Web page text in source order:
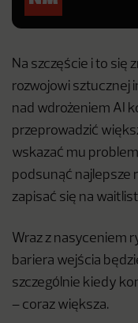
Na szczęście i to się
rozwojowi sztucznej
nad wdrożeniem AI
przeprowadzić
wskazać mu
podsunąć najlepsze
zapisać się na
Wraz z nasyceniem
bariera wejścia
szczególnie kiedy
– coraz większa.